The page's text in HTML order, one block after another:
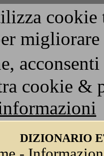
cookie &
DIZIONARIO